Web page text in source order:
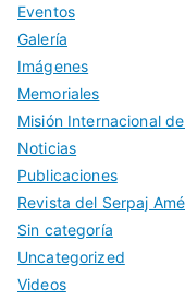
Eventos
Galería
Imágenes
Memoriales
Misión Internacional
Noticias
Publicaciones
Revista del Serpaj
Sin categoría
Uncategorized
Videos